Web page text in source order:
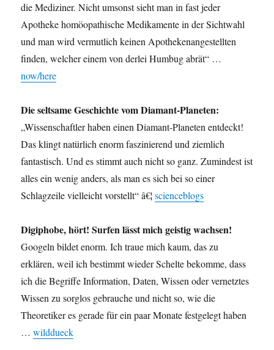
die Mediziner. Nicht umsonst sieht man in fast jeder
Apotheke homöopathische Medikamente in der Sichtwahl
und man wird vermutlich keinen Apothekenangestellten
finden, welcher einem von derlei Humbug abrät“ …
now/here
Die seltsame Geschichte vom Diamant-Planeten:
„Wissenschaftler haben einen Diamant-Planeten entdeckt!
Das klingt natürlich enorm faszinierend und ziemlich
fantastisch. Und es stimmt auch nicht so ganz. Zumindest ist
alles ein wenig anders, als man es sich bei so einer
Schlagzeile vielleicht vorstellt“ â€¦scienceblogs
Digiphobe, hört! Surfen lässt mich geistig wachsen!
Googeln bildet enorm. Ich traue mich kaum, das zu
erklären, weil ich bestimmt wieder Schelte bekomme, dass
ich die Begriffe Information, Daten, Wissen oder vernetztes
Wissen zu sorglos gebrauche und nicht so, wie die
Theoretiker es gerade für ein paar Monate festgelegt haben
…wilddueck